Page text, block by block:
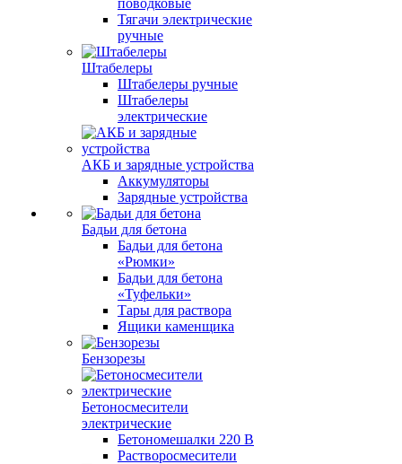
поводковые
Тягачи электрические
ручные
Штабелеры
Штабелеры ручные
Штабелеры
электрические
АКБ и зарядные устройства
Аккумуляторы
Зарядные устройства
Бадьи для бетона
Бадьи для бетона
«Рюмки»
Бадьи для бетона
«Туфельки»
Тары для раствора
Ящики каменщика
Бензорезы
Бетоносмесители
электрические
Бетономешалки 220 В
Растворосмесители